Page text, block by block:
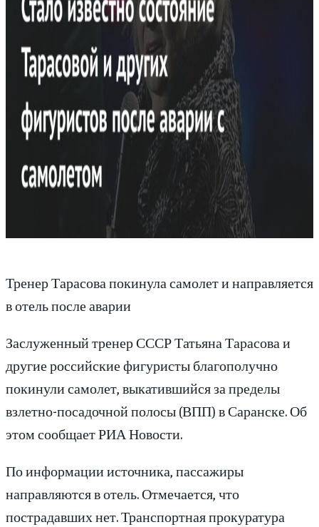
Тренер Тарасова покинула самолет и направляется
в отель после аварии
Заслуженный тренер СССР Татьяна Тарасова и
другие российские фигуристы благополучно
покинули самолет, выкатившийся за пределы
взлетно-посадочной полосы (ВПП) в Саранске. Об
этом сообщает РИА Новости.
По информации источника, пассажиры
направляются в отель. Отмечается, что
пострадавших нет. Транспортная прокуратура